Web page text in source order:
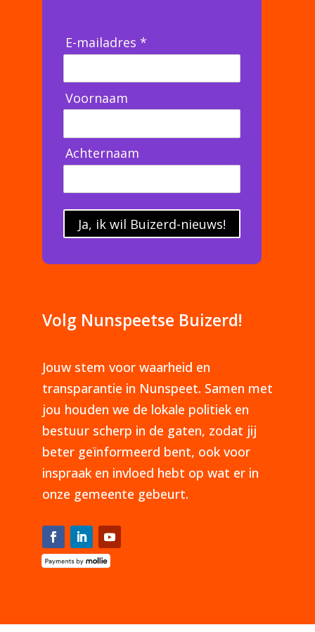
E-mailadres *
Voornaam
Achternaam
Ja, ik wil Buizerd-nieuws!
Volg Nunspeetse Buizerd!
Jouw stem voor waarheid en
transparantie in Nunspeet. Samen met
jou houden we de lokale politiek en
bestuur scherp in de gaten, zodat jij
beter geïnformeerd bent, ook voor
inspraak en invloed hebt op wat er in
onze gemeente gebeurt.